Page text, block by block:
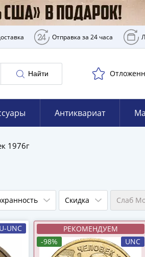
Отправка за 24 часа
Найти
Антиквариат
1976г
Скидка Слаб
UNC
РЕКОМЕНДУЕМ
-98%
UNC